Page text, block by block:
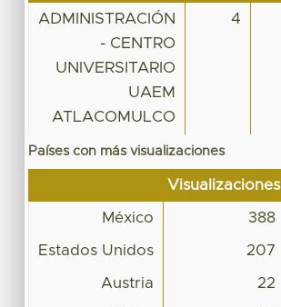
ADMINISTRACIÓN
- CENTRO
UNIVERSITARIO
UAEM
ATLACOMULCO
4
Países con más visualizaciones
Visualizaciones
México 388
Estados Unidos 207
Austria 22